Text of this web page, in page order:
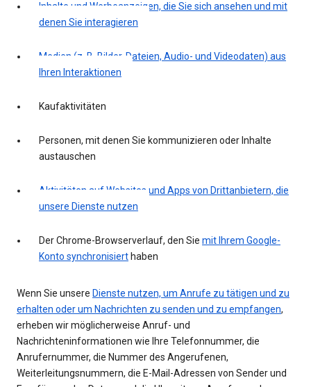
Inhalte und Werbeanzeigen, die Sie sich ansehen und mit
denen Sie interagieren
Medien (z. B. Bilder, Dateien, Audio- und Videodaten) aus
Ihren Interaktionen
Kaufaktivitäten
Personen, mit denen Sie kommunizieren oder Inhalte
austauschen
Aktivitäten auf Websites und Apps von Drittanbietern, die
unsere Dienste nutzen
Der Chrome-Browserverlauf, den Sie mit Ihrem Google-
Konto synchronisiert haben
Wenn Sie unsere Dienste nutzen, um Anrufe zu tätigen und zu
erhalten oder um Nachrichten zu senden und zu empfangen,
erheben wir möglicherweise Anruf- und
Nachrichteninformationen wie Ihre Telefonnummer, die
Anrufernummer, die Nummer des Angerufenen,
Weiterleitungsnummern, die E-Mail-Adressen von Sender und